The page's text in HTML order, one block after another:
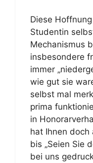
Diese
Studentin
Mechanismus
insbesondere
immer
wie gut sie
selbst mal
prima
in
hat Ihnen doch
bis „Seien Sie
bei uns